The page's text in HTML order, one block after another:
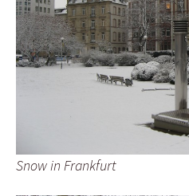
Snow in Frankfurt